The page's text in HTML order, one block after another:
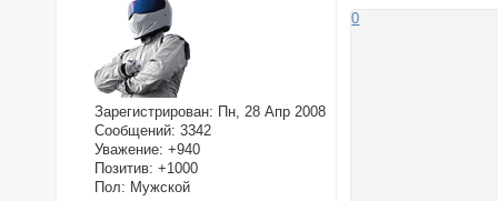
Зарегистрирован: Пн, 28 Апр 2008
Сообщений: 3342
Уважение: +940
Позитив: +1000
Пол: Мужской
0